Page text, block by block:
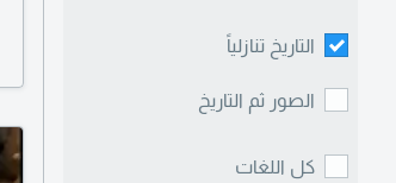
التاريخ تنازلياً
الصور ثم التاريخ
كل اللغات